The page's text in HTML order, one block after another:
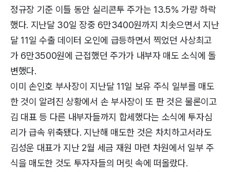
정규장 기준 이틀 동안 실리콘투 주가는 13.5% 가량 하락
했다. 지난달 30일 장중 6만3400원까지 치솟으면서 지난
달 11일 수출 데이터 오인에 급등하면서 찍었던 사상최고
가 6만3500원에 근접했던 주가가 내부자 매도 소식에 돌
변했다.
이미 손인호 부사장이 지난달 11일 보유 주식 일부를 매도
한 것이 알려진 상황에서 손 부사장이 또 판 것은 물론이고
김 대표 등 다른 내부자들까지 합세했다는 소식에 투자심
리가 급속 위축됐다. 지난해 매도한 것은 차치하고서라도
김성운 대표가 지난 2월 세금 재원 마련 차원에서 일부 주
식을 매도한 것도 투자자들의 머릿 속에 떠올랐다.